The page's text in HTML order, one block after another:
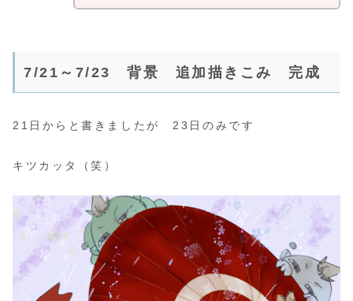
7/21～7/23 背景 追加描きこみ 完成
21日からと書きましたが 23日のみです
キツカッタ（笑）